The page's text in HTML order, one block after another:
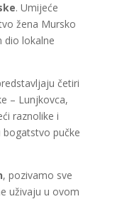
. Umijeće
žena Mursko
dio lokalne
četiri
– Lunjkovca,
raznolike i
bogatstvo pučke
, pozivamo sve
uživaju u ovom